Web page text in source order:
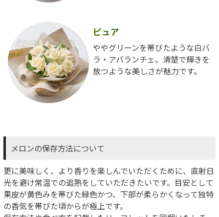
ピュア
ややグリーンを帯びたような白バ
ラ・アバランチェ。清楚で輝きを
放つような美しさが魅力です。
メロンの保存方法について
更に美味しく、より香りを楽しんでいただくために、直射日
光を避け常温での追熟をしていただきたいです。目安として
果皮が黄色みを帯びた緑色かつ、下部が柔らかくなって独特
の香気を帯びた頃からが極上です。